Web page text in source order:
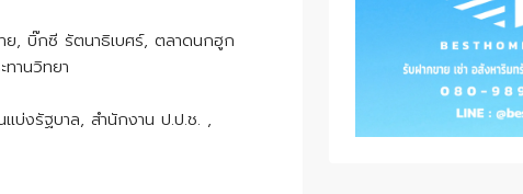
ย, บิ๊กซี รัตนาธิเบศร์, ตลาดนกฮูก
านวิทยา
บ่งรัฐบาล, สำนักงาน ป.ป.ช. ,